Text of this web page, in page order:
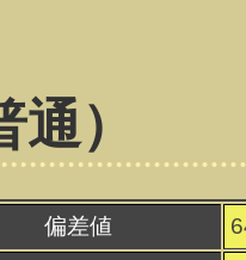
）
偏差値